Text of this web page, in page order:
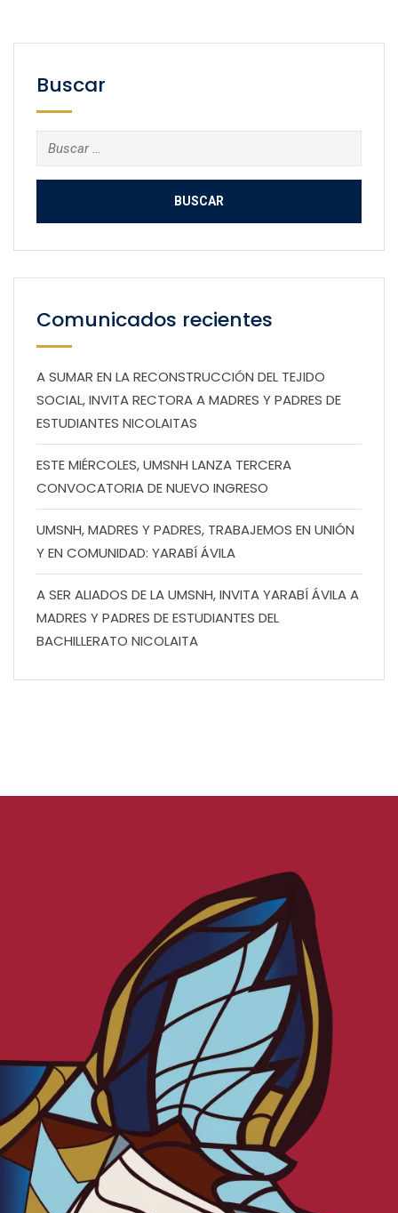
Buscar
Buscar:
Comunicados recientes
A SUMAR EN LA RECONSTRUCCIÓN DEL TEJIDO
SOCIAL, INVITA RECTORA A MADRES Y PADRES DE
ESTUDIANTES NICOLAITAS
ESTE MIÉRCOLES, UMSNH LANZA TERCERA
CONVOCATORIA DE NUEVO INGRESO
UMSNH, MADRES Y PADRES, TRABAJEMOS EN UNIÓN
Y EN COMUNIDAD: YARABÍ ÁVILA
A SER ALIADOS DE LA UMSNH, INVITA YARABÍ ÁVILA A
MADRES Y PADRES DE ESTUDIANTES DEL
BACHILLERATO NICOLAITA